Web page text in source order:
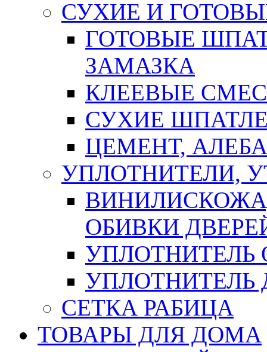
СУХИЕ И
ГОТОВЫЕ
ЗАМАЗКА
КЛЕЕВЫЕ
СУХИЕ
ЦЕМЕНТ,
УПЛОТНИТЕЛИ,
ОБИВКИ
УПЛОТНИТЕЛЬ
СЕТКА РАБИЦА
ТОВАРЫ ДЛЯ ДОМА